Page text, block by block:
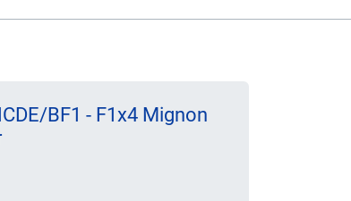
BF1 - F1x4 Mignon